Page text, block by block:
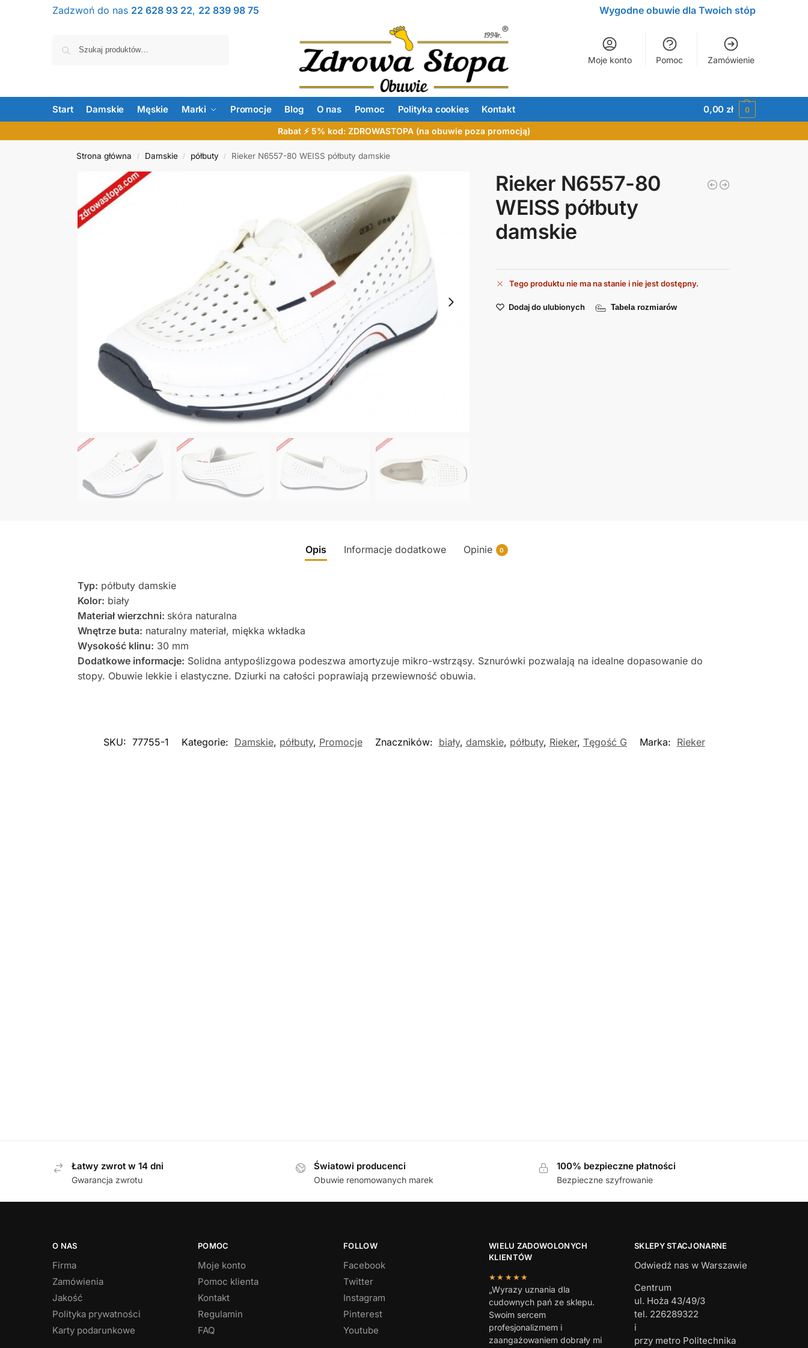
Zadzwoń do nas 22 628 93 22, 22 839 98 75 Wygodne obuwie dla Twoich stóp
Moje konto Pomoc Zamówienie
Start Damskie Męskie Marki Promocje Blog O nas Pomoc Polityka cookies Kontakt 0,00zł 0
Rabat ⚡ 5% kod: ZDROWASTOPA (na obuwie poza promocją)
Strona główna / Damskie / półbuty / Rieker N6557-80 WEISS półbuty damskie
Rieker N6557-80
WEISS półbuty
damskie
Tego produktu nie ma na stanie i nie jest dostępny.
Dodaj do ulubionych Tabela rozmiarów
Opis Informacje dodatkowe Opinie 0
Typ: półbuty damskie
Kolor: biały
Materiał wierzchni: skóra naturalna
Wnętrze buta: naturalny materiał, miękka wkładka
Wysokość klinu: 30 mm
Dodatkowe informacje: Solidna antypoślizgowa podeszwa amortyzuje mikro-wstrząsy. Sznurówki pozwalają na idealne dopasowanie do
stopy. Obuwie lekkie i elastyczne. Dziurki na całości poprawiają przewiewność obuwia.
SKU: 77755-1 Kategorie: Damskie, półbuty, Promocje Znaczników: biały, damskie, półbuty, Rieker, Tęgość G Marka: Rieker
Łatwy zwrot w 14 dni
Gwarancja zwrotu
Światowi producenci
Obuwie renomowanych marek
100% bezpieczne płatności
Bezpieczne szyfrowanie
O NAS
Firma
Zamówienia
Jakość
Polityka prywatności
Karty podarunkowe
POMOC
Moje konto
Pomoc klienta
Kontakt
Regulamin
FAQ
FOLLOW
Facebook
Twitter
Instagram
Pinterest
Youtube
WIELU ZADOWOLONYCH
KLIENTÓW
★★★★★
„Wyrazy uznania dla
cudownych pań ze sklepu.
Swoim sercem
profesjonalizmem i
zaangażowaniem dobrały mi
SKLEPY STACJONARNE
Odwiedź nas w Warszawie
Centrum
ul. Hoża 43/49/3
tel. 226289322
i
przy metro Politechnika